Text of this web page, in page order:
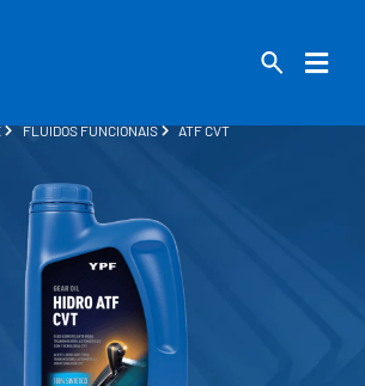
FLUIDOS FUNCIONAIS ATF CVT